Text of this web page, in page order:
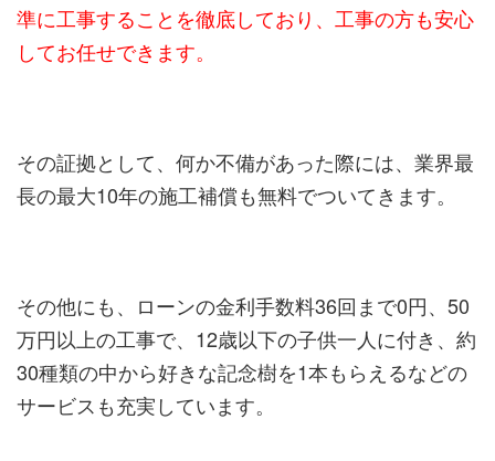
準に工事することを徹底しており、工事の方も安心
してお任せできます。
その証拠として、何か不備があった際には、業界最
長の最大10年の施工補償も無料でついてきます。
その他にも、ローンの金利手数料36回まで0円、50
万円以上の工事で、12歳以下の子供一人に付き、約
30種類の中から好きな記念樹を1本もらえるなどの
サービスも充実しています。